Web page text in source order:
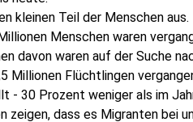
kleinen Teil der Menschen
Menschen waren
davon waren auf der Suche
Millionen Flüchtlingen
- 30 Prozent weniger als im
zeigen, dass es Migranten bei